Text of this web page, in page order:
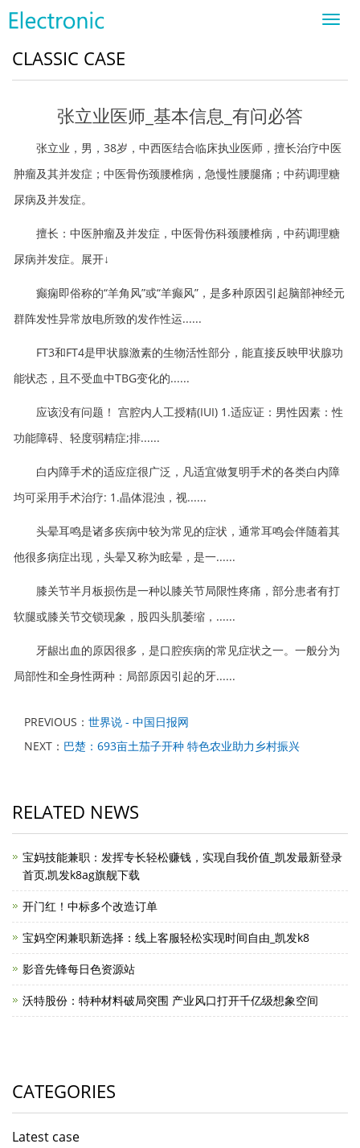
CLASSIC CASE
张立业医师_基本信息_有问必答
张立业，男，38岁，中西医结合临床执业医师，擅长治疗中医
肿瘤及其并发症；中医骨伤颈腰椎病，急慢性腰腿痛；中药调理糖
尿病及并发症。
擅长：中医肿瘤及并发症，中医骨伤科颈腰椎病，中药调理糖
尿病并发症。展开↓
癫痫即俗称的“羊角风”或“羊癫风”，是多种原因引起脑部神经元
群阵发性异常放电所致的发作性运......
FT3和FT4是甲状腺激素的生物活性部分，能直接反映甲状腺功
能状态，且不受血中TBG变化的......
应该没有问题！ 宫腔内人工授精(IUI) 1.适应证：男性因素：性
功能障碍、轻度弱精症;排......
白内障手术的适应症很广泛，凡适宜做复明手术的各类白内障
均可采用手术治疗: 1.晶体混浊，视......
头晕耳鸣是诸多疾病中较为常见的症状，通常耳鸣会伴随着其
他很多病症出现，头晕又称为眩晕，是一......
膝关节半月板损伤是一种以膝关节局限性疼痛，部分患者有打
软腿或膝关节交锁现象，股四头肌萎缩，......
牙龈出血的原因很多，是口腔疾病的常见症状之一。一般分为
局部性和全身性两种：局部原因引起的牙......
PREVIOUS： 世界说 - 中国日报网
NEXT： 巴楚：693亩土茄子开种 特色农业助力乡村振兴
RELATED NEWS
宝妈技能兼职：发挥专长轻松赚钱，实现自我价值_凯发最新登录
首页,凯发k8ag旗舰下载
开门红！中标多个改造订单
宝妈空闲兼职新选择：线上客服轻松实现时间自由_凯发k8
影音先锋每日色资源站
沃特股份：特种材料破局突围 产业风口打开千亿级想象空间
CATEGORIES
Latest case